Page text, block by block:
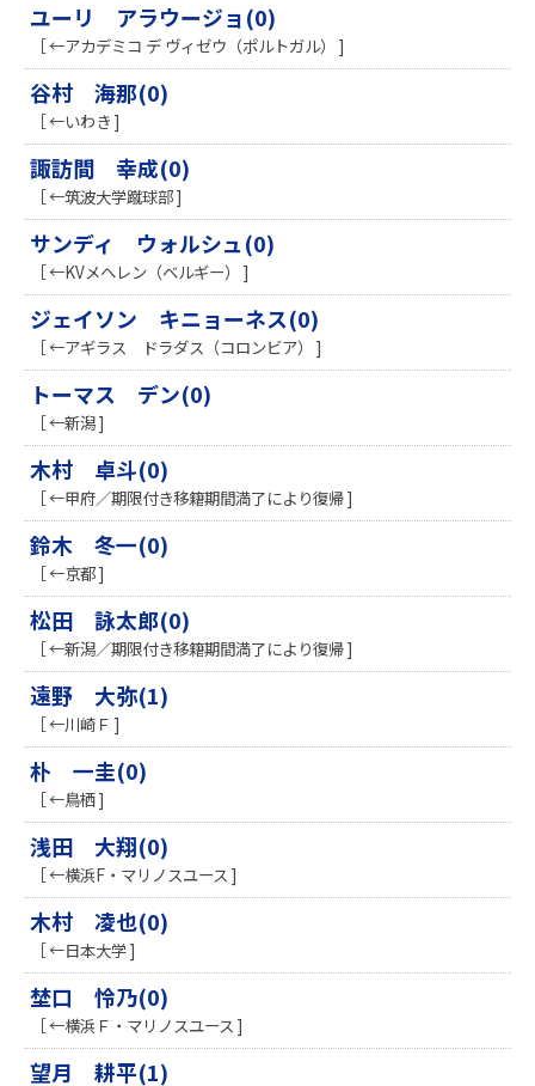
ユーリ アラウージョ(0)
［ ←アカデミコ デ ヴィゼウ（ポルトガル） ]
谷村 海那(0)
［ ←いわき ]
諏訪間 幸成(0)
［ ←筑波大学蹴球部 ]
サンディ ウォルシュ(0)
［ ←KVメヘレン（ベルギー） ]
ジェイソン キニョーネス(0)
［ ←アギラス ドラダス（コロンビア） ]
トーマス デン(0)
［ ←新潟 ]
木村 卓斗(0)
［ ←甲府／期限付き移籍期間満了により復帰 ]
鈴木 冬一(0)
［ ←京都 ]
松田 詠太郎(0)
［ ←新潟／期限付き移籍期間満了により復帰 ]
遠野 大弥(1)
［ ←川崎Ｆ ]
朴 一圭(0)
［ ←鳥栖 ]
浅田 大翔(0)
［ ←横浜F・マリノスユース ]
木村 凌也(0)
［ ←日本大学 ]
埜口 怜乃(0)
［ ←横浜Ｆ・マリノスユース ]
望月 耕平(1)